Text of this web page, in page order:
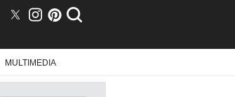
MULTIMEDIA